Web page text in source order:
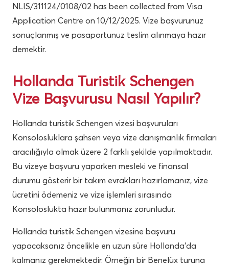
NLIS/311124/0108/02 has been collected from Visa
Application Centre on 10/12/2025. Vize başvurunuz
sonuçlanmış ve pasaportunuz teslim alınmaya hazır
demektir.
Hollanda Turistik Schengen
Vize Başvurusu Nasıl Yapılır?
Hollanda turistik Schengen vizesi başvuruları
Konsolosluklara şahsen veya vize danışmanlık firmaları
aracılığıyla olmak üzere 2 farklı şekilde yapılmaktadır.
Bu vizeye başvuru yaparken mesleki ve finansal
durumu gösterir bir takım evrakları hazırlamanız, vize
ücretini ödemeniz ve vize işlemleri sırasında
Konsoloslukta hazır bulunmanız zorunludur.
Hollanda turistik Schengen vizesine başvuru
yapacaksanız öncelikle en uzun süre Hollanda’da
kalmanız gerekmektedir. Örneğin bir Benelüx turuna